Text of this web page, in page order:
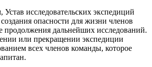
исследовательских экспедиций
создания опасности для жизни членов
продолжения дальнейших исследований.
или прекращении экспедиции
всех членов команды, которое